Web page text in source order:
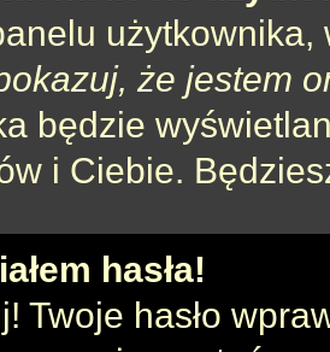
użytkownika,
że jestem
będzie
i Ciebie.
hasła!
Twoje hasło